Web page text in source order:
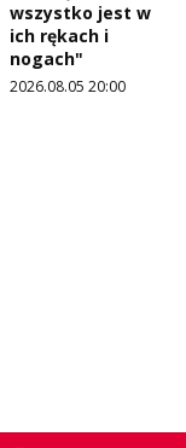
wszystko jest w
ich rękach i
nogach"
2026.08.05 20:00